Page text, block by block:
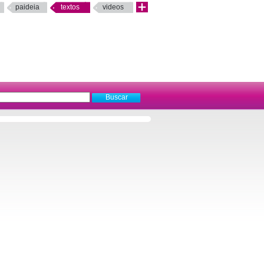
paideia textos videos